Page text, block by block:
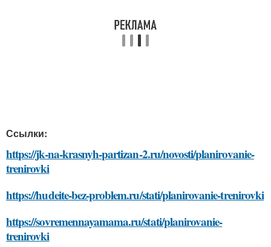
Ссылки:
https://jk-na-krasnyh-partizan-2.ru/novosti/planirovanie-
trenirovki
https://hudeite-bez-problem.ru/stati/planirovanie-trenirovki
https://sovremennayamama.ru/stati/planirovanie-
trenirovki